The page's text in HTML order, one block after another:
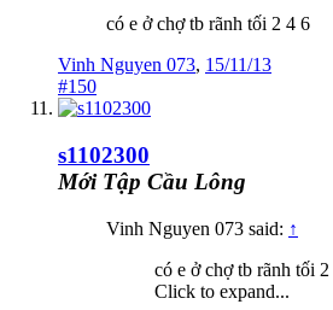
có e ở chợ tb rãnh tối 2 4 6
Vinh Nguyen 073, 15/11/13
#150
s1102300
Mới Tập Cầu Lông
Vinh Nguyen 073 said: ↑
có e ở chợ tb rãnh tối
Click to expand...